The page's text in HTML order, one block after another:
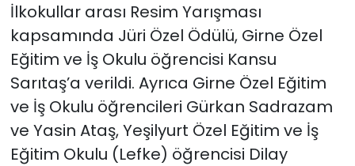
İlkokullar arası Resim Yarışması
kapsamında Jüri Özel Ödülü, Girne Özel
Eğitim ve İş Okulu öğrencisi Kansu
Sarıtaş’a verildi. Ayrıca Girne Özel Eğitim
ve İş Okulu öğrencileri Gürkan Sadrazam
ve Yasin Ataş, Yeşilyurt Özel Eğitim ve İş
Eğitim Okulu (Lefke) öğrencisi Dilay